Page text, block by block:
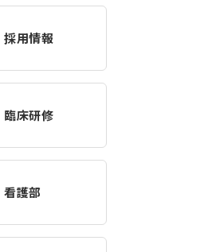
採用情報
臨床研修
看護部